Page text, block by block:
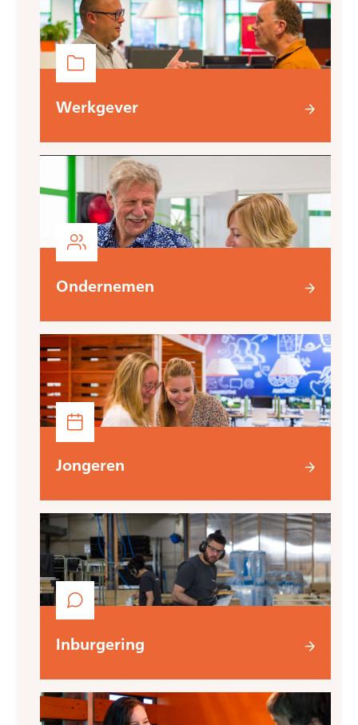
Werkgever
Ondernemen
Jongeren
Inburgering